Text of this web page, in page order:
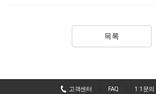
목록
고객센터 FAQ 1:1문의